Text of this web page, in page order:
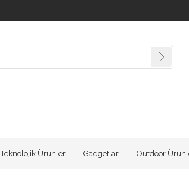
Teknolojik Ürünler Gadgetlar Outdoor